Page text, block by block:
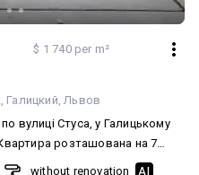
$ 1 740 per m²
Галицкий Львов
вулиці Стуса, у Галицькому
з виглядом у зелену
without renovation AI